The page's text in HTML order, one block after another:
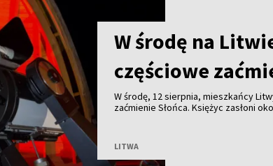
W środę na
częściowe
W środę, 12 sierpnia, mieszkańcy
zaćmienie Słońca. Księżyc zasłoni
LITWA